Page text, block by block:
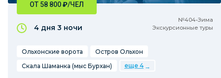
№404•Зима
Экскурсионные туры
ОТ 58 800₽/ЧЕЛ
4 дня 3 ночи
Ольхонские ворота
Остров Ольхон
Скала Шаманка (мыс Бурхан)
еще 4